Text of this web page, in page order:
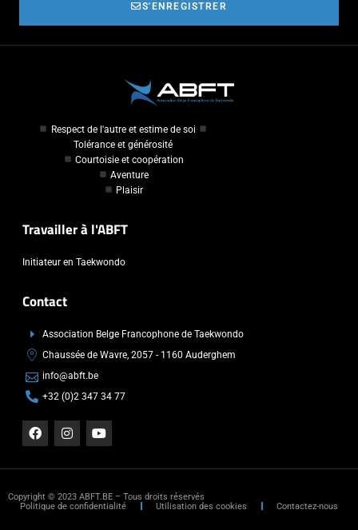
S'ENREGISTRER
Respect de l'autre et estime de soi
Tolérance et générosité
Courtoisie et coopération
Aventure
Plaisir
Travailler à l'ABFT
Initiateur en Taekwondo
Contact
Association Belge Francophone de Taekwondo
Chaussée de Wavre, 2057 - 1160 Auderghem
info@abft.be
+32 (0)2 347 34 77
Copyright © 2023 ABFT.BE – Tous droits réservés
Politique de confidentialité
Utilisation des cookies Contactez-nous